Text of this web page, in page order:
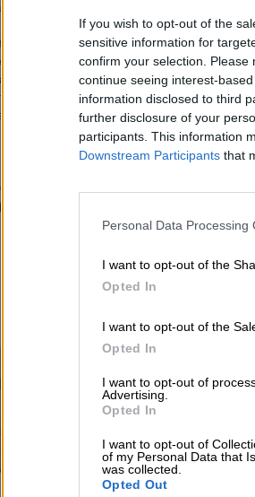
If you wish to opt-out of the
sensitive information for
confirm your selection.
continue seeing interest-
information disclosed to third
further disclosure of your
participants. This information
Downstream Participants that
Personal Data Processing
I want to opt-out of the
Opted In
I want to opt-out of the
Opted In
I want to opt-out of
Advertising.
Opted In
I want to opt-out of
of my Personal Data that
was collected.
Opted Out
ja niitä voidaan käyttää huoletta.
hiuksille ja ympäristölle.
valikoiduista öljyistä ja
askeleen pidemmälle: hän ei
myös pakkaa valmiit tuotteet tällä
valikoimassa on laaja
joka on valmistettu